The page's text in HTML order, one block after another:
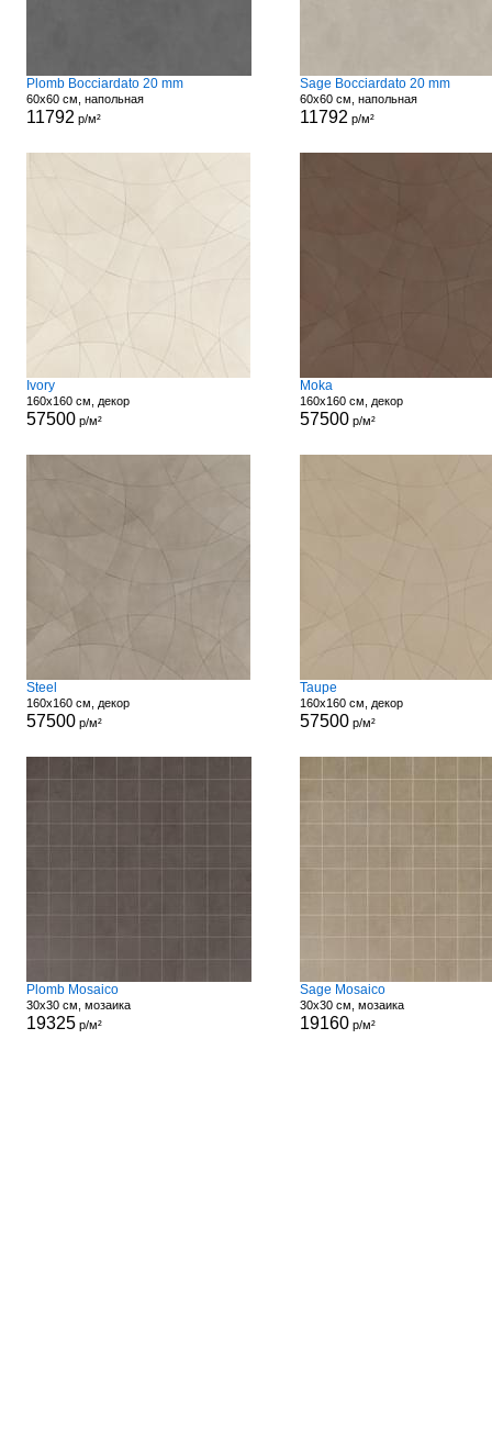
Plomb Bocciardato 20 mm
60x60 см, напольная
11792 р/м²
Sage Bocciardato 20 mm
60x60 см, напольная
11792 р/м²
Ivory
160x160 см, декор
57500 р/м²
Moka
160x160 см, декор
57500 р/м²
Steel
160x160 см, декор
57500р/м²
Taupe
160x160 см, декор
57500р/м²
Plomb Mosaico
30x30 см, мозаика
19325р/м²
Sage Mosaico
30x30 см, мозаика
19160р/м²